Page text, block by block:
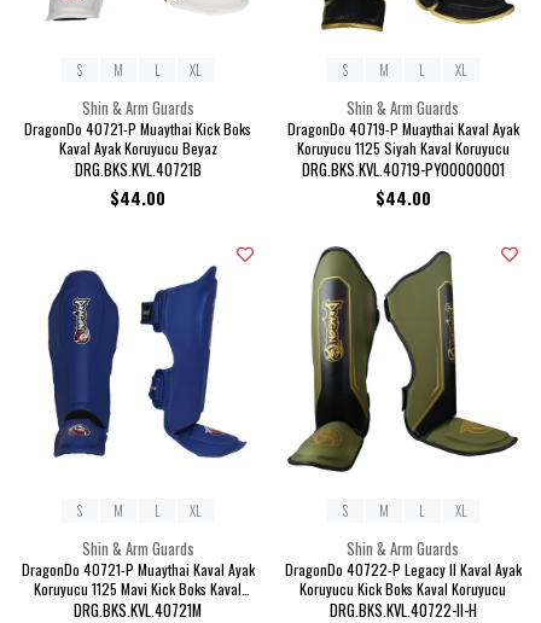
Shin & Arm Guards
DragonDo 40721-P Muaythai Kick Boks
Kaval Ayak Koruyucu Beyaz
DRG.BKS.KVL.40721B
$44.00
S M L XL
Shin & Arm Guards
DragonDo 40719-P Muaythai Kaval Ayak
Koruyucu 1125 Siyah Kaval Koruyucu
DRG.BKS.KVL.40719-PY00000001
$44.00
S M L XL
Shin & Arm Guards
DragonDo 40721-P Muaythai Kaval Ayak
Koruyucu 1125 Mavi Kick Boks Kaval
Koruyucu
DRG.BKS.KVL.40721M
S M L XL
Shin & Arm Guards
DragonDo 40722-P Legacy II Kaval Ayak
Koruyucu Kick Boks Kaval Koruyucu
DRG.BKS.KVL.40722-II-H
S M L XL